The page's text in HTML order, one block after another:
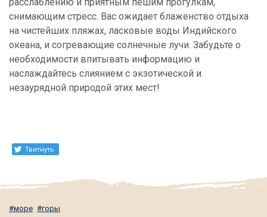
расслаблению и приятным пешим прогулкам,
снимающим стресс. Вас ожидает блаженство отдыха
на чистейших пляжах, ласковые воды Индийского
океана, и согревающие солнечные лучи. Забудьте о
необходимости впитывать информацию и
наслаждайтесь слиянием с экзотической и
незаурядной природой этих мест!
Твитнуть
море горы